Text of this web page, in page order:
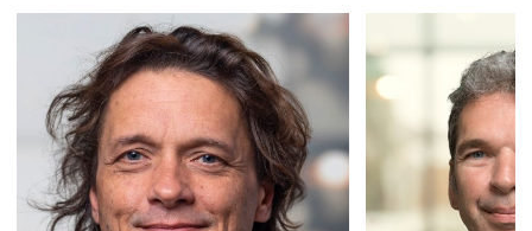
u
w
v
n
s
e
navigatie
over
(Neem
contact
met
ons
op)